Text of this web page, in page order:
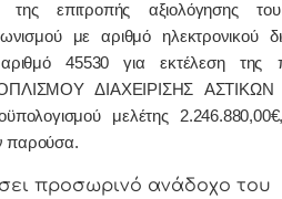
της επιτροπής αξιολόγησης
με αριθμό ηλεκτρονικού
45530 για εκτέλεση της
ΔΙΑΧΕΙΡΙΣΗΣ
μελέτης
παρούσα.
προσωρινό ανάδοχο του